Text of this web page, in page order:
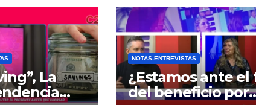
La
NOTAS-ENTREVISTAS
¿Estamos ante el
del beneficio por